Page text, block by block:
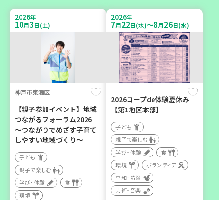
西宮市
野菜を食べよう！ベジ活キ
ャンペーン【第２地区】
親子で楽しむ
学び・体験
西牟婁郡上富田町岩田
「フードプラン上富田みか
ん」バスで行く 産地見学＆
生産者交流会
2026年
9 12
2026年
10月3日(土)
神戸市東灘区
【親子参加イベント】地域
つながるフォーラム2026
～つながりでめざす子育て
しやすい地域づくり～
子ども
親子で楽しむ
学び・体験
食
環境
2026年
7月22日(水)～8月26日(水)
2026コープde体験夏休み
【第1地区本部】
子ども
親子で楽しむ
学び・体験
食
環境
ボランティア
平和・防災
芸術・音楽